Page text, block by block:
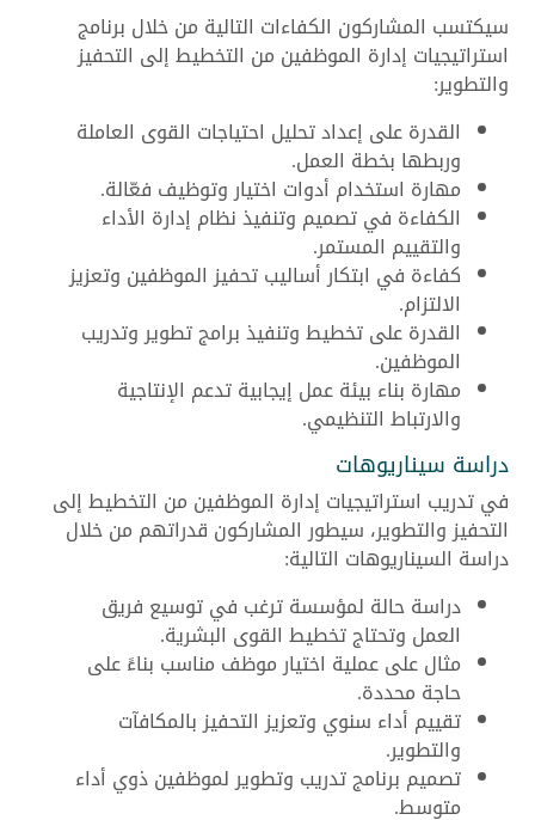
سيكتسب المشاركون الكفاءات التالية من خلال برنامج
استراتيجيات إدارة الموظفين من التخطيط إلى التحفيز
والتطوير:
القدرة على إعداد تحليل احتياجات القوى العاملة
وربطها بخطة العمل.
مهارة استخدام أدوات اختيار وتوظيف فعّالة.
الكفاءة في تصميم وتنفيذ نظام إدارة الأداء
والتقييم المستمر.
كفاءة في ابتكار أساليب تحفيز الموظفين وتعزيز
الالتزام.
القدرة على تخطيط وتنفيذ برامج تطوير وتدريب
الموظفين.
مهارة بناء بيئة عمل إيجابية تدعم الإنتاجية
والارتباط التنظيمي.
دراسة سيناريوهات
في تدريب استراتيجيات إدارة الموظفين من التخطيط إلى
التحفيز والتطوير، سيطور المشاركون قدراتهم من خلال
دراسة السيناريوهات التالية:
دراسة حالة لمؤسسة ترغب في توسيع فريق
العمل وتحتاج تخطيط القوى البشرية.
مثال على عملية اختيار موظف مناسب بناءً على
حاجة محددة.
تقييم أداء سنوي وتعزيز التحفيز بالمكافآت
والتطوير.
تصميم برنامج تدريب وتطوير لموظفين ذوي أداء
متوسط.